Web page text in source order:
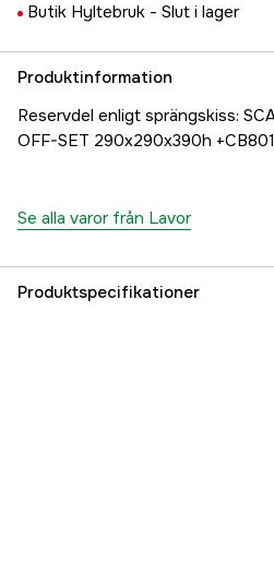
Butik Hyltebruk - Slut i lager
Produktinformation
Reservdel enligt sprängskiss:
OFF-SET 290x290x390h
Se alla varor från Lavor
Produktspecifikationer